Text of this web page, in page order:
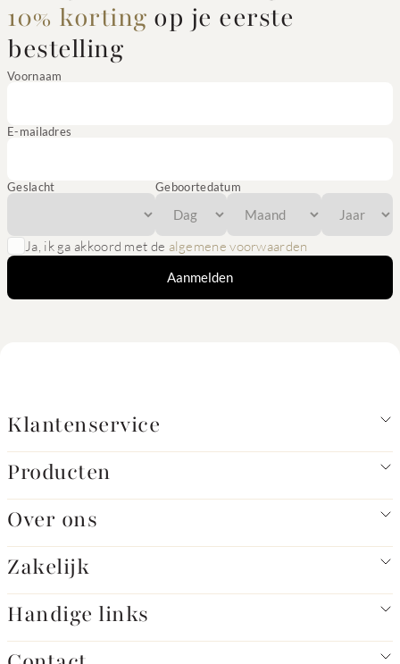
10% korting op je eerste
bestelling
Voornaam
E-mailadres
Geslacht Geboortedatum
Ja, ik ga akkoord met de algemene voorwaarden
Aanmelden
Klantenservice
Producten
Over ons
Zakelijk
Handige links